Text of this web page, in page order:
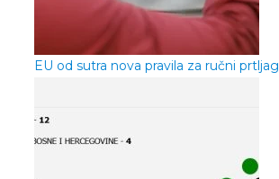
EU od sutra nova pravila za ručni prtljag